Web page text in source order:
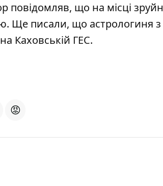
повідомляв, що на місці
Ще писали, що астрологиня з
Каховській ГЕС.
😡